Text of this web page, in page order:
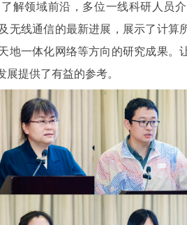
解领域前沿，多位一线科研人员
无线通信的最新进展，展示了计算
地一体化网络等方向的研究成果。
提供了有益的参考。